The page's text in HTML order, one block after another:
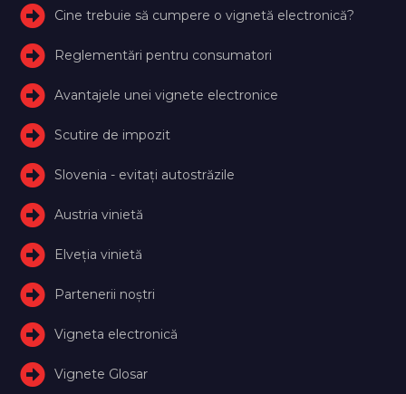
Cine trebuie să cumpere o vignetă electronică?
Reglementări pentru consumatori
Avantajele unei vignete electronice
Scutire de impozit
Slovenia - evitați autostrăzile
Austria vinietă
Elveţia vinietă
Partenerii noștri
Vigneta electronică
Vignete Glosar